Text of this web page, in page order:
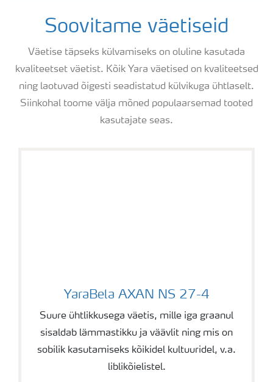
Soovitame väetiseid
Väetise täpseks külvamiseks on oluline kasutada
kvaliteetset väetist. Kõik Yara väetised on kvaliteetsed
ning laotuvad õigesti seadistatud külvikuga ühtlaselt.
Siinkohal toome välja mõned populaarsemad tooted
kasutajate seas.
YaraBela AXAN NS 27-4
YaraBela AXAN NS 27-4
Suure ühtlikkusega väetis, mille iga graanul
sisaldab lämmastikku ja väävlit ning mis on
sobilik kasutamiseks kõikidel kultuuridel, v.a.
liblikõielistel.